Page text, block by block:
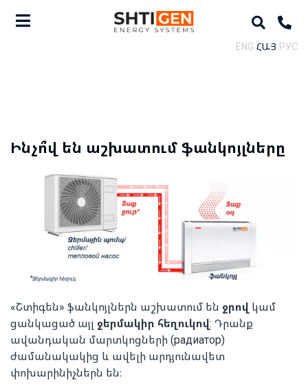
ENG ՀԱՅ РУС
Ինչո՞վ են աշխատում ֆանկոյլները
«Շտիգեն» ֆանկոյլներն աշխատում են ջրով կամ
ցանկացած այլ ջերմակիր հեղուկով: Դրանք
ավանդական մարտկոցների (радиатор)
ժամանակակից և ավելի արդյունավետ
փոխարինիչներն են։